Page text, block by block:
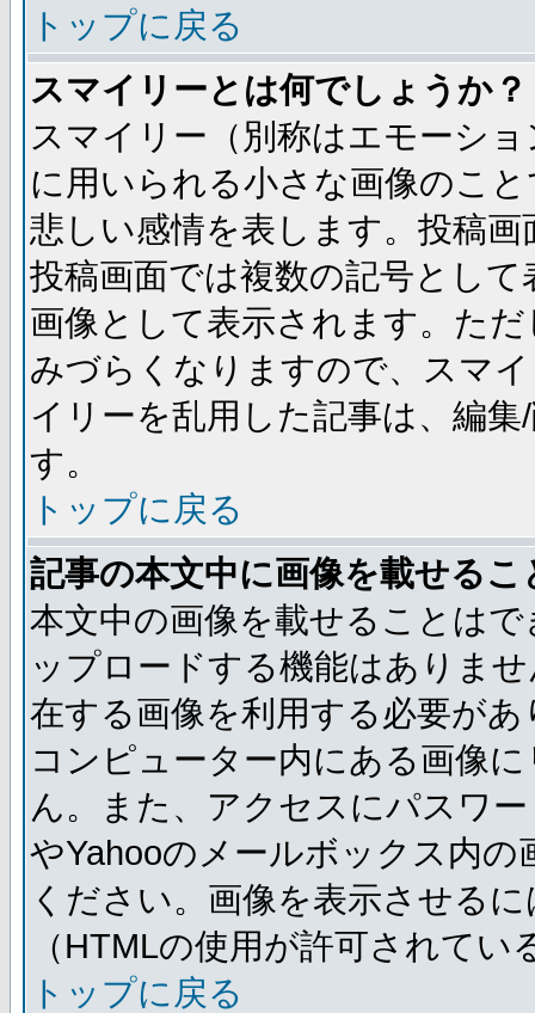
トップに戻る
スマイリーとは何でしょうか？
スマイリー（別称はエモーシ
に用いられる小さな画像のこ
悲しい感情を表します。投稿
投稿画面では複数の記号とし
画像として表示されます。た
みづらくなりますので、スマ
イリーを乱用した記事は、編
す。
トップに戻る
記事の本文中に画像を載せる
本文中の画像を載せることは
ップロードする機能はありま
在する画像を利用する必要が
コンピューター内にある画像
ん。また、アクセスにパスワ
やYahooのメールボックス内
ください。画像を表示させる
（HTMLの使用が許可されて
トップに戻る